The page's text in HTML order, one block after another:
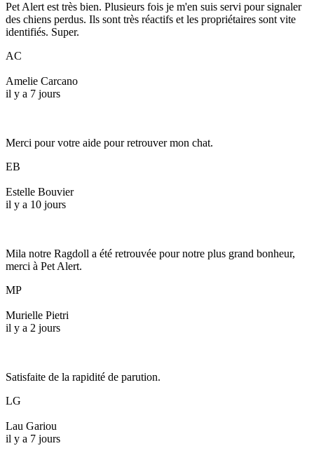
Pet Alert est très bien. Plusieurs fois je m'en suis servi pour signaler
des chiens perdus. Ils sont très réactifs et les propriétaires sont vite
identifiés. Super.
AC
Amelie Carcano
il y a 7 jours
Merci pour votre aide pour retrouver mon chat.
EB
Estelle Bouvier
il y a 10 jours
Mila notre Ragdoll a été retrouvée pour notre plus grand bonheur,
merci à Pet Alert.
MP
Murielle Pietri
il y a 2 jours
Satisfaite de la rapidité de parution.
LG
Lau Gariou
il y a 7 jours